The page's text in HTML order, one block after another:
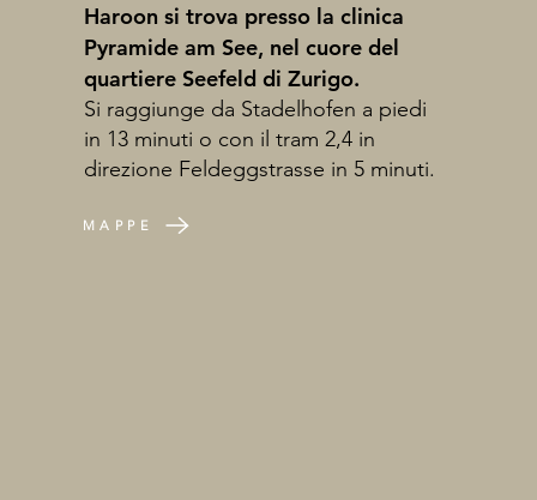
Haroon si trova presso la clinica
Pyramide am See, nel cuore del
quartiere Seefeld di Zurigo.
Si raggiunge da Stadelhofen a piedi
in 13 minuti o con il tram 2,4 in
direzione Feldeggstrasse in 5 minuti.
MAPPE